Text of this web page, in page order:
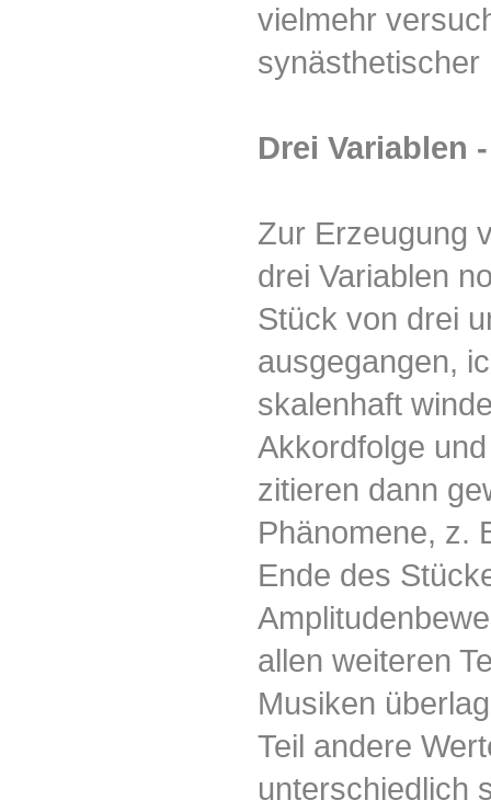
vielmehr
synästhetischer
Drei Variablen
Zur Erzeugung
drei Variablen
Stück von drei
ausgegangen,
skalenhaft
Akkordfolge
zitieren dann
Phänomene, z.
Ende des
allen weiteren
Musiken
Teil andere
unterschiedlich